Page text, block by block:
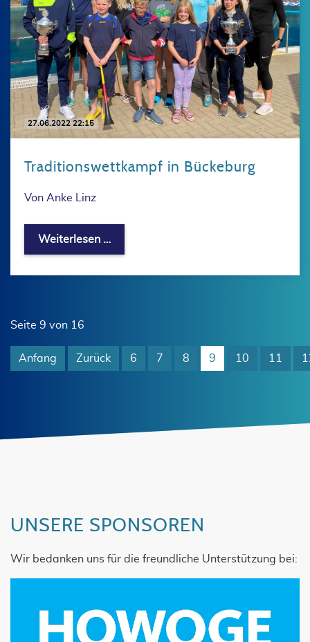
27.06.2022 22:15
Traditionswettkampf in Bückeburg
Von Anke Linz
Weiterlesen …Traditionswettkampf in Bückeburg
Seite 9 von 16
Anfang Zurück 6 7 8 9 10 11
UNSERE SPONSOREN
Wir bedanken uns für die freundliche Unterstützung bei: